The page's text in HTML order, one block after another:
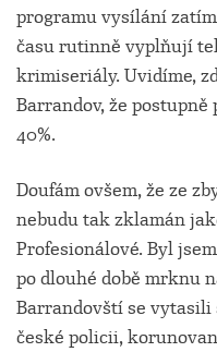
programu vysílání
času rutinně vyplňují
krimiseriály. Uvidíme,
Barrandov, že
40%.
Doufám ovšem, že ze
nebudu tak zklamán
Profesionálové. Byl
po dlouhé době mrknu
Barrandovští se
české policii,